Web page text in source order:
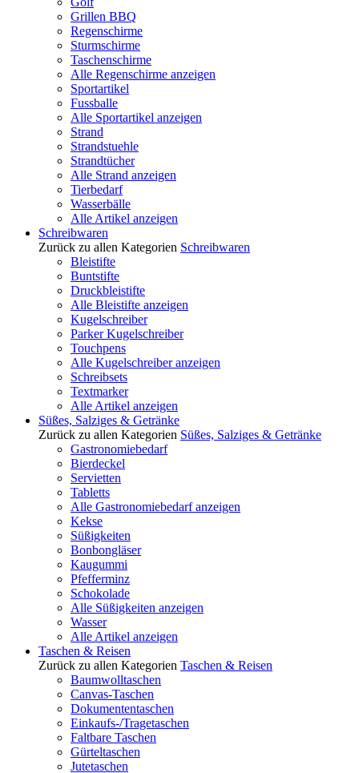
Grillen BBQ
Regenschirme
Sturmschirme
Taschenschirme
Alle Regenschirme anzeigen
Sportartikel
Fussballe
Alle Sportartikel anzeigen
Strand
Strandstuehle
Strandtücher
Alle Strand anzeigen
Tierbedarf
Wasserbälle
Alle Artikel anzeigen
Schreibwaren
Zurück zu allen Kategorien Schreibwaren
Bleistifte
Buntstifte
Druckbleistifte
Alle Bleistifte anzeigen
Kugelschreiber
Parker Kugelschreiber
Touchpens
Alle Kugelschreiber anzeigen
Schreibsets
Textmarker
Alle Artikel anzeigen
Süßes, Salziges & Getränke
Zurück zu allen Kategorien Süßes, Salziges & Getränke
Gastronomiebedarf
Bierdeckel
Servietten
Tabletts
Alle Gastronomiebedarf anzeigen
Kekse
Süßigkeiten
Bonbongläser
Kaugummi
Pfefferminz
Schokolade
Alle Süßigkeiten anzeigen
Wasser
Alle Artikel anzeigen
Taschen & Reisen
Zurück zu allen Kategorien Taschen & Reisen
Baumwolltaschen
Canvas-Taschen
Dokumententaschen
Einkaufs-/Tragetaschen
Faltbare Taschen
Gürteltaschen
Jutetaschen